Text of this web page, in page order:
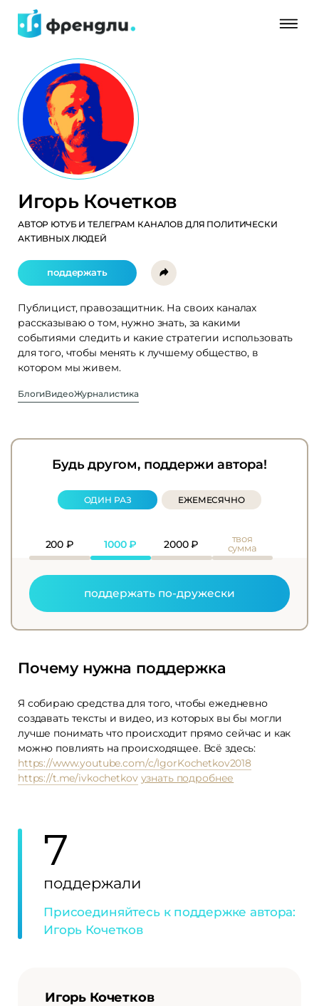
Игорь Кочетков
АВТОР ЮТУБ И ТЕЛЕГРАМ КАНАЛОВ ДЛЯ ПОЛИТИЧЕСКИ
АКТИВНЫХ ЛЮДЕЙ
поддержать
Публицист, правозащитник. На своих каналах
рассказываю о том, нужно знать, за какими
событиями следить и какие стратегии использовать
для того, чтобы менять к лучшему общество, в
котором мы живем.
БлогиВидеоЖурналистика
Почему нужна поддержка
Я собираю средства для того, чтобы ежедневно
создавать тексты и видео, из которых вы бы могли
лучше понимать что происходит прямо сейчас и как
можно повлиять на происходящее. Всё здесь:
https://www.youtube.com/c/IgorKochetkov2018
https://t.me/ivkochetkov узнать подробнее
Будь другом, поддержи автора!
ОДИН РАЗ ЕЖЕМЕСЯЧНО
200 ₽ 1000₽ 2000₽
твоя
сумма
поддержать по-дружески
7
поддержали
Присоединяйтесь к поддержке автора:
Игорь Кочетков
Игорь Кочетков